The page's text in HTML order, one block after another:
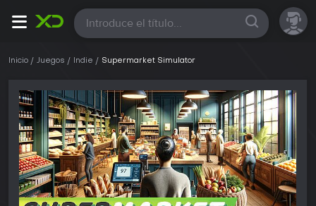
Todas
Inicio Juegos Indie Supermarket Simulator